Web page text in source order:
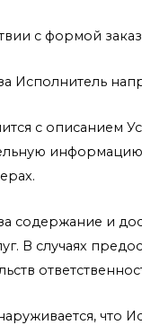
с формой
Исполнитель
с
за содержание
В случаях